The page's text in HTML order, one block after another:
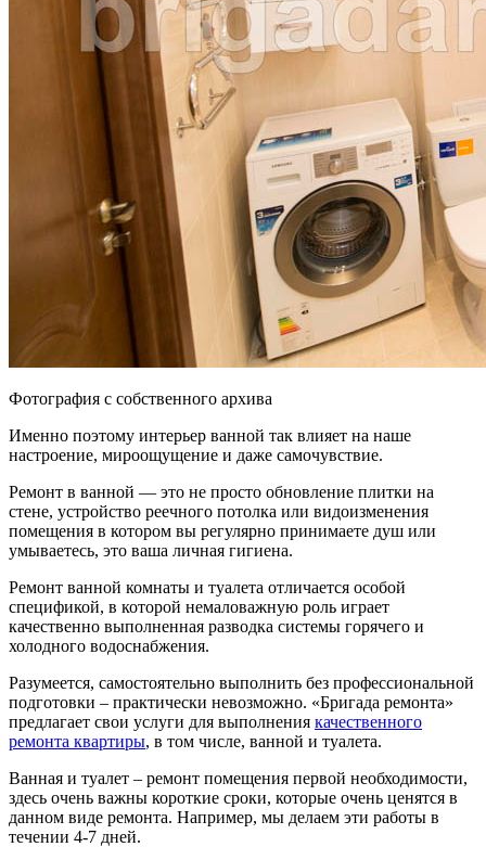
Фотография с собственного архива
Именно поэтому интерьер ванной так влияет на наше
настроение, мироощущение и даже самочувствие.
Ремонт в ванной — это не просто обновление плитки на
стене, устройство реечного потолка или видоизменения
помещения в котором вы регулярно принимаете душ или
умываетесь, это ваша личная гигиена.
Ремонт ванной комнаты и туалета отличается особой
спецификой, в которой немаловажную роль играет
качественно выполненная разводка системы горячего и
холодного водоснабжения.
Разумеется, самостоятельно выполнить без профессиональной
подготовки – практически невозможно. «Бригада ремонта»
предлагает свои услуги для выполнения качественного
ремонта квартиры, в том числе, ванной и туалета.
Ванная и туалет – ремонт помещения первой необходимости,
здесь очень важны короткие сроки, которые очень ценятся в
данном виде ремонта. Например, мы делаем эти работы в
течении 4-7 дней.